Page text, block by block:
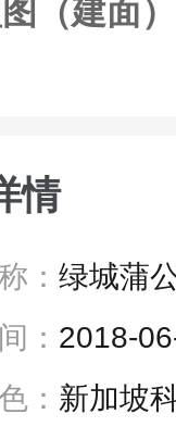
（建面）
情
： 绿城蒲公英
： 2018-
： 新加坡科技园区的板块延伸，零距离